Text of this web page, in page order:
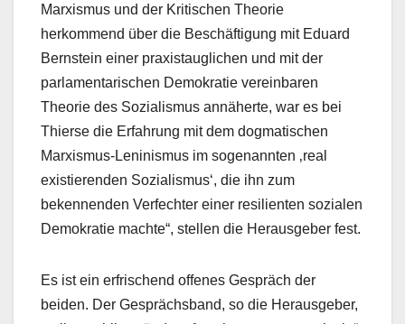
Marxismus und der Kritischen Theorie
herkommend über die Beschäftigung mit Eduard
Bernstein einer praxistauglichen und mit der
parlamentarischen Demokratie vereinbaren
Theorie des Sozialismus annäherte, war es bei
Thierse die Erfahrung mit dem dogmatischen
Marxismus-Leninismus im sogenannten ‚real
existierenden Sozialismus‘, die ihn zum
bekennenden Verfechter einer resilienten sozialen
Demokratie machte“, stellen die Herausgeber fest.
Es ist ein erfrischend offenes Gespräch der
beiden. Der Gesprächsband, so die Herausgeber,